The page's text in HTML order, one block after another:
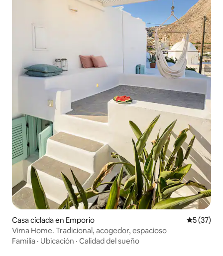
Casa cíclada en Emporio
5 (37)
Vima Home. Tradicional, acogedor, espacioso
Familia · Ubicación · Calidad del sueño